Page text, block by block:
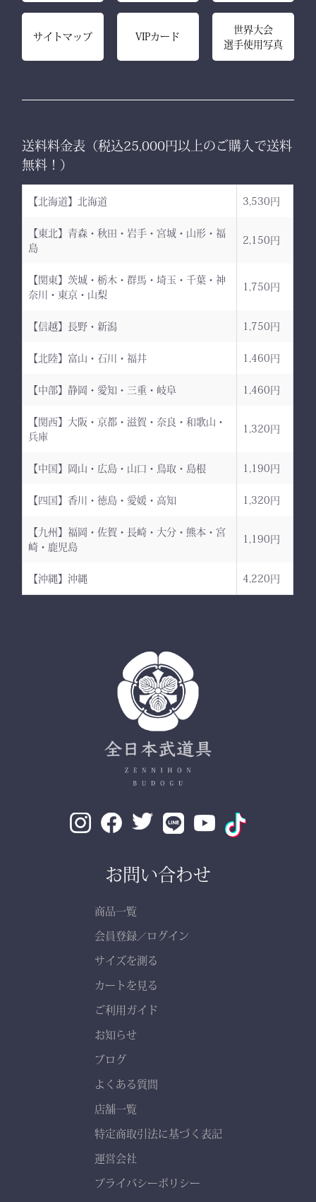
サイトマップ VIPカード
世界大会
選手使用写真
送料料金表（税込25,000円以上のご購入で送料
無料！）
【北海道】北海道 3,530円
【東北】青森・秋田・岩手・宮城・山形・福
島
2,150円
【関東】茨城・栃木・群馬・埼玉・千葉・神
奈川・東京・山梨
1,750円
【信越】長野・新潟 1,750円
【北陸】富山・石川・福井 1,460円
【中部】静岡・愛知・三重・岐阜 1,460円
【関西】大阪・京都・滋賀・奈良・和歌山・
兵庫
1,320円
【中国】岡山・広島・山口・鳥取・島根 1,190円
【四国】香川・徳島・愛媛・高知 1,320円
【九州】福岡・佐賀・長崎・大分・熊本・宮
崎・鹿児島
1,190円
【沖縄】沖縄 4,220円
商品一覧
会員登録／ログイン
サイズを測る
カートを見る
ご利用ガイド
お知らせ
ブログ
よくある質問
店舗一覧
特定商取引法に基づく表記
運営会社
プライバシーポリシー
お問い合わせ